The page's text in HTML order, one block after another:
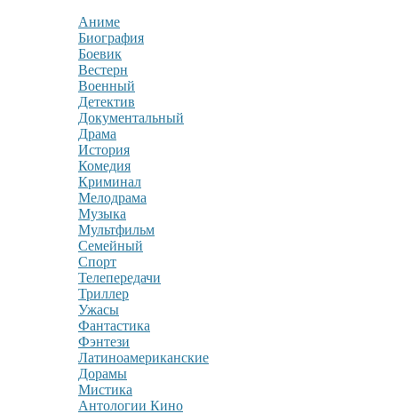
Аниме
Биография
Боевик
Вестерн
Военный
Детектив
Документальный
Драма
История
Комедия
Криминал
Мелодрама
Музыка
Мультфильм
Семейный
Спорт
Телепередачи
Триллер
Ужасы
Фантастика
Фэнтези
Латиноамериканские
Дорамы
Мистика
Антологии Кино